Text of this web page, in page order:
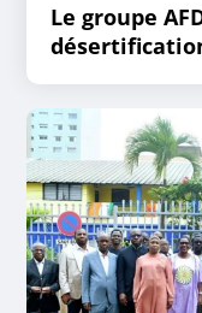
Le groupe